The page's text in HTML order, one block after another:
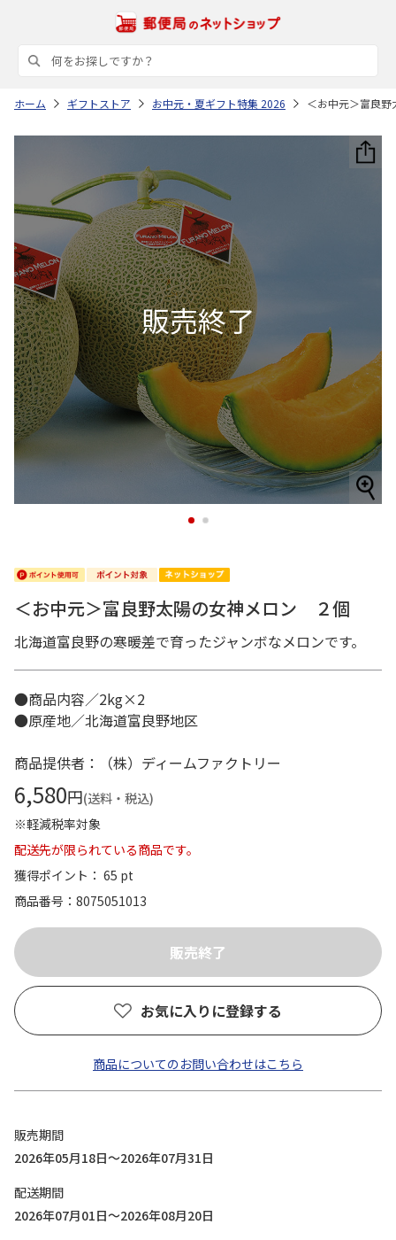
ホーム ギフトストア お中元・夏ギフト特集 2026 ＜お中元＞富良
1 2
＜お中元＞富良野太陽の女神メロン ２個
北海道富良野の寒暖差で育ったジャンボなメロンです。
●商品内容／2kg×2
●原産地／北海道富良野地区
商品提供者：（株）ディームファクトリー
6,580円(送料・税込)
※軽減税率対象
配送先が限られている商品です。
獲得ポイント： 65 pt
商品番号
8075051013
お気に入りに登録する
商品についてのお問い合わせはこちら
販売期間
2026年05月18日～2026年07月31日
配送期間
2026年07月01日～2026年08月20日